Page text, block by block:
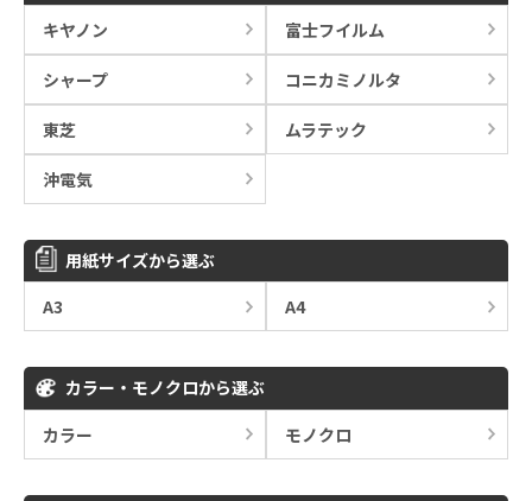
キヤノン
富士フイルム
シャープ コニカミノルタ
東芝 ムラテック
沖電気
用紙サイズから選ぶ
A3
A4
カラー・モノクロから選ぶ
カラー
モノクロ